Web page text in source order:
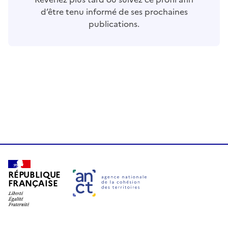
d’être tenu informé de ses prochaines
publications.
RÉPUBLIQUE
FRANÇAISE